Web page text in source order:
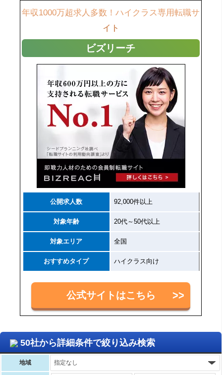
年収1000万超求人多数！ハイクラス専用転職サ
イト
ビズリーチ
公開求人数 92,000件以上
対象年齢 20代～50代以上
対象エリア 全国
おすすめタイプ ハイクラス向け
公式サイトはこちら
50社から詳細条件で絞り込み検索
地域